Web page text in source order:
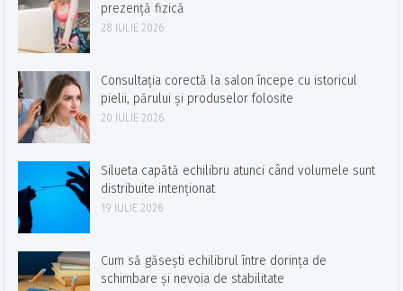
prezență fizică
28 IULIE 2026
Consultația corectă la salon începe cu istoricul
pielii, părului și produselor folosite
20 IULIE 2026
Silueta capătă echilibru atunci când volumele sunt
distribuite intenționat
19 IULIE 2026
Cum să găsești echilibrul între dorința de
schimbare și nevoia de stabilitate